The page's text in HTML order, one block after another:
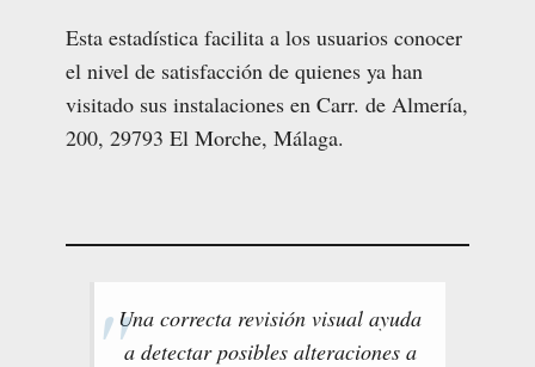
Esta estadística facilita a los usuarios conocer
el nivel de satisfacción de quienes ya han
visitado sus instalaciones en Carr. de Almería,
200, 29793 El Morche, Málaga.
Una correcta revisión visual ayuda
a detectar posibles alteraciones a